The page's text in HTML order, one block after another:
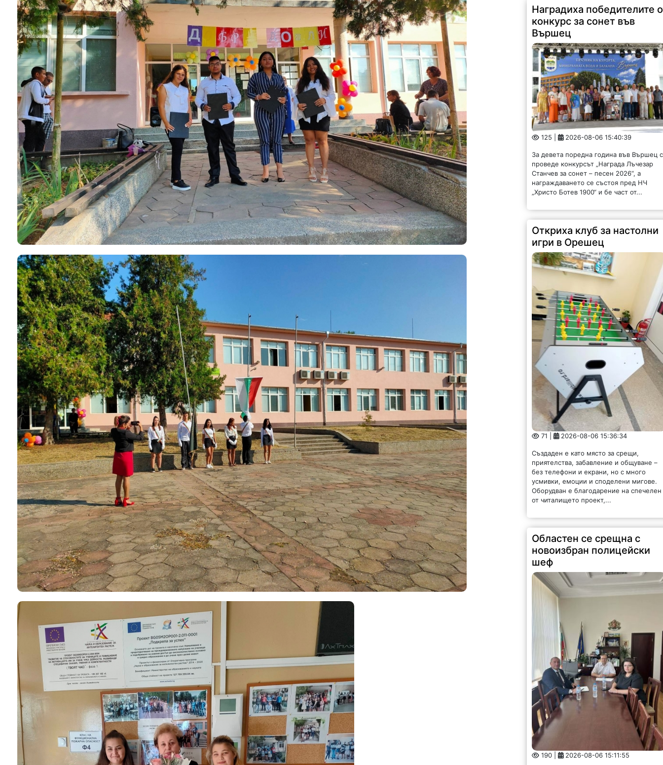
Наградиха победителите
конкурс за сонет във
Вършец
125 | 2026-08-06 15:40:39
За девета поредна година във Вършец
проведе конкурсът „Награда Лъчезар
Станчев за сонет – песен 2026“, а
награждаването се състоя пред НЧ
„Христо Ботев 1900“ и бе част от...
Откриха клуб за настолни
игри в Орешец
71 | 2026-08-06 15:36:34
Създаден е като място за срещи,
приятелства, забавление и общуване –
без телефони и екрани, но с много
усмивки, емоции и споделени мигове.
Оборудван е благодарение на спечелен
от читалището проект,...
Областен се срещна с
новоизбран полицейски
шеф
190 | 2026-08-06 15:11:55